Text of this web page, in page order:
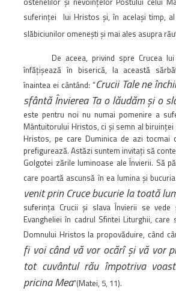
suferinţei
lui Hristos şi, în acelaşi timp,
slăbiciunilor omeneşti şi mai ales asupra
De aceea, privind spre Crucea
înfăţişează în biserică, la această
înaintea ei cântând: ”Crucii Tale ne
sfântă Învierea Ta o lăudăm şi o
este pentru noi nu numai pomenire a
Mântuitorului Hristos, ci şi semn al biruinţei
Hristos, pe care Duminica de azi tocmai
prefigurează. Astăzi suntem invitaţi să
Golgotei zările luminoase ale Învierii. Să
care poartă ascunsă în ea lumina şi
venit prin Cruce bucurie la toată
suferinţa Crucii şi slava Învierii se
Evangheliei în cadrul Sfintei Liturghii, care
Domnului Hristos la propovăduire, când
fi voi când vă vor ocărî şi vă vor
tot cuvântul rău împotriva
pricina Mea”(Matei, 5, 11).